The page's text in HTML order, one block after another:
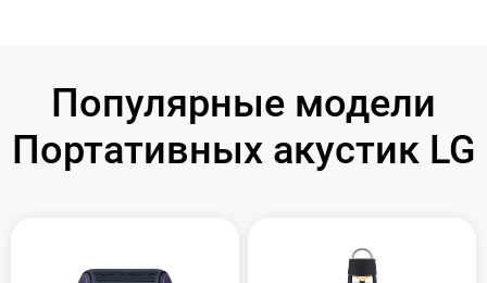
Популярные модели
Портативных акустик LG